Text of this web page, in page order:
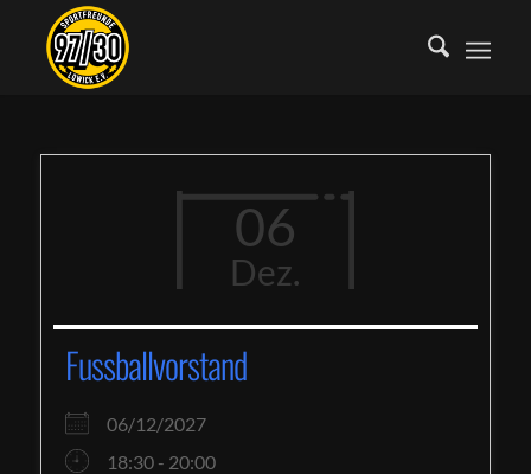
06
Dez.
Fussballvorstand
06/12/2027
18:30 - 20:00